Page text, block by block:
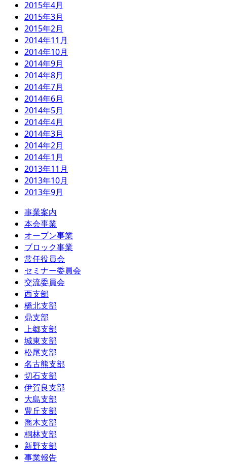
2015年4月
2015年3月
2015年2月
2014年11月
2014年10月
2014年9月
2014年8月
2014年7月
2014年6月
2014年5月
2014年4月
2014年3月
2014年2月
2014年1月
2013年11月
2013年10月
2013年9月
事業案内
本会事業
オープン事業
ブロック事業
常任役員会
セミナー委員会
交流委員会
西支部
橋北支部
鼎支部
上郷支部
城東支部
松尾支部
名古熊支部
切石支部
伊賀良支部
大島支部
豊丘支部
喬木支部
桐林支部
新野支部
事業報告